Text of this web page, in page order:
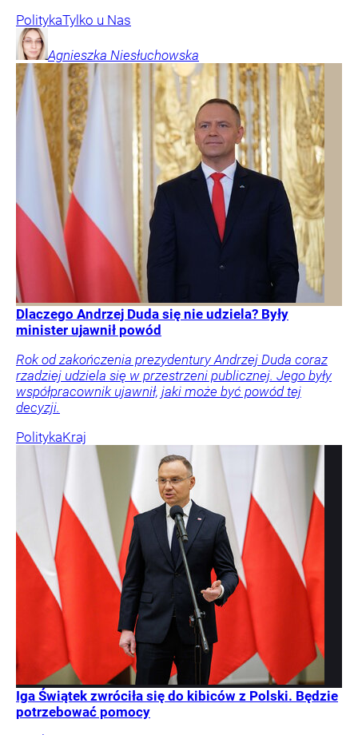
PolitykaTylko u Nas
Agnieszka Niesłuchowska
Dlaczego Andrzej Duda się nie udziela? Były
minister ujawnił powód
Rok od zakończenia prezydentury Andrzej Duda coraz
rzadziej udziela się w przestrzeni publicznej. Jego były
współpracownik ujawnił, jaki może być powód tej
decyzji.
PolitykaKraj
Iga Świątek zwróciła się do kibiców z Polski. Będzie
potrzebować pomocy